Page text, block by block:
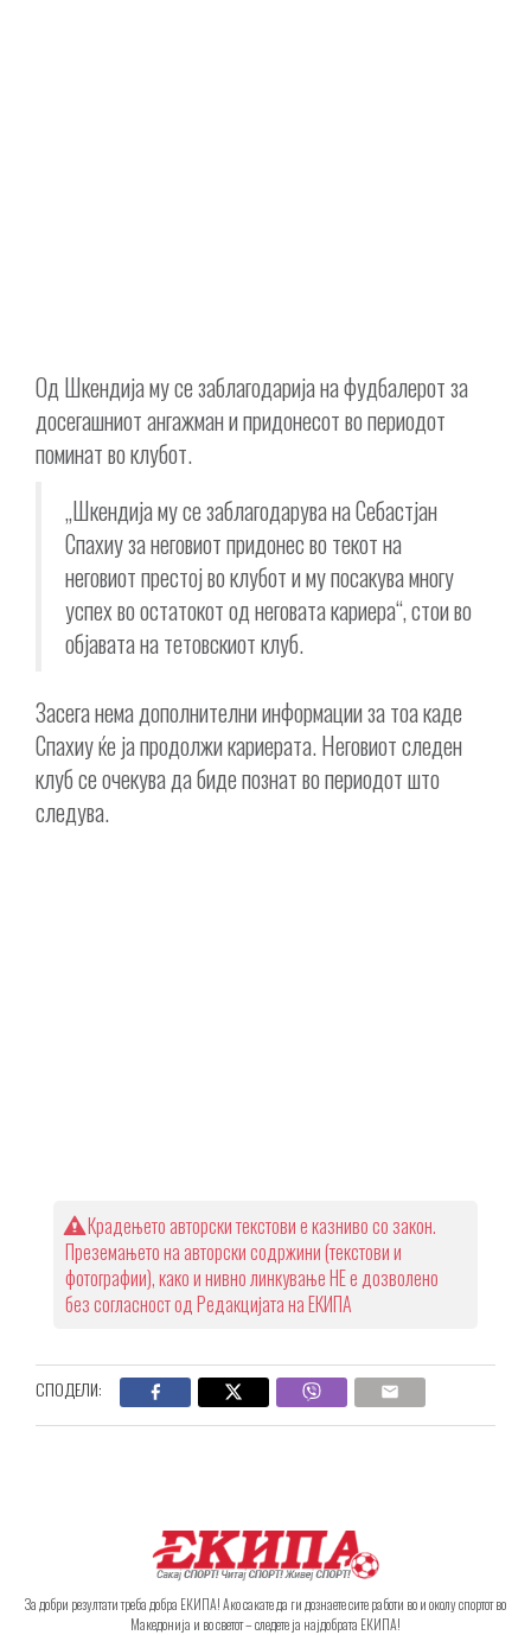
Од Шкендија му се заблагодарија на фудбалерот за
досегашниот ангажман и придонесот во периодот
поминат во клубот.
„Шкендија му се заблагодарува на Себастјан
Спахиу за неговиот придонес во текот на
неговиот престој во клубот и му посакува многу
успех во остатокот од неговата кариера“, стои во
објавата на тетовскиот клуб.
Засега нема дополнителни информации за тоа каде
Спахиу ќе ја продолжи кариерата. Неговиот следен
клуб се очекува да биде познат во периодот што
следува.
Крадењето авторски текстови е казниво со закон.
Преземањето на авторски содржини (текстови и
фотографии), како и нивно линкување НЕ е дозволено
без согласност од Редакцијата на ЕКИПА
СПОДЕЛИ:
За добри резултати треба добра ЕКИПА! Ако сакате да ги дознаете сите работи во и околу спортот во
Македонија и во светот – следете ја најдобрата ЕКИПА!